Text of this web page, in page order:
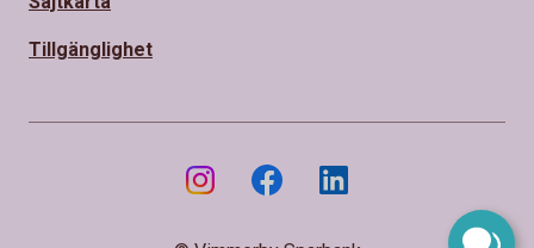
Tillgänglighet